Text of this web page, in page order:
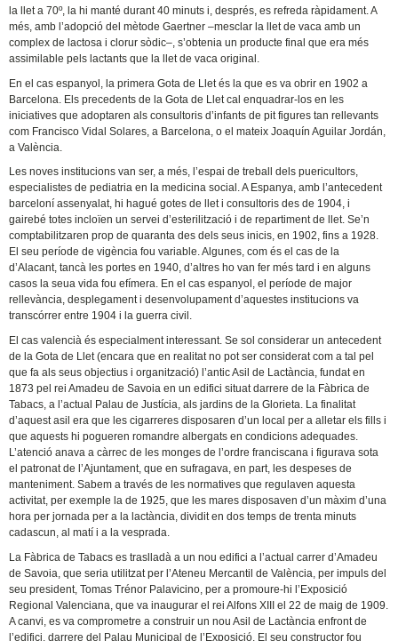
la llet a 70º, la hi manté durant 40 minuts i, després, es refreda ràpidament. A
més, amb l’adopció del mètode Gaertner –mesclar la llet de vaca amb un
complex de lactosa i clorur sòdic–, s’obtenia un producte final que era més
assimilable pels lactants que la llet de vaca original.
En el cas espanyol, la primera Gota de Llet és la que es va obrir en 1902 a
Barcelona. Els precedents de la Gota de Llet cal enquadrar-los en les
iniciatives que adoptaren als consultoris d’infants de pit figures tan rellevants
com Francisco Vidal Solares, a Barcelona, o el mateix Joaquín Aguilar Jordán,
a València.
Les noves institucions van ser, a més, l’espai de treball dels puericultors,
especialistes de pediatria en la medicina social. A Espanya, amb l’antecedent
barceloní assenyalat, hi hagué gotes de llet i consultoris des de 1904, i
gairebé totes incloïen un servei d’esterilització i de repartiment de llet. Se’n
comptabilitzaren prop de quaranta des dels seus inicis, en 1902, fins a 1928.
El seu període de vigència fou variable. Algunes, com és el cas de la
d’Alacant, tancà les portes en 1940, d’altres ho van fer més tard i en alguns
casos la seua vida fou efímera. En el cas espanyol, el període de major
rellevància, desplegament i desenvolupament d’aquestes institucions va
transcórrer entre 1904 i la guerra civil.
El cas valencià és especialment interessant. Se sol considerar un antecedent
de la Gota de Llet (encara que en realitat no pot ser considerat com a tal pel
que fa als seus objectius i organització) l’antic Asil de Lactància, fundat en
1873 pel rei Amadeu de Savoia en un edifici situat darrere de la Fàbrica de
Tabacs, a l’actual Palau de Justícia, als jardins de la Glorieta. La finalitat
d’aquest asil era que les cigarreres disposaren d’un local per a alletar els fills i
que aquests hi pogueren romandre albergats en condicions adequades.
L’atenció anava a càrrec de les monges de l’ordre franciscana i figurava sota
el patronat de l’Ajuntament, que en sufragava, en part, les despeses de
manteniment. Sabem a través de les normatives que regulaven aquesta
activitat, per exemple la de 1925, que les mares disposaven d’un màxim d’una
hora per jornada per a la lactància, dividit en dos temps de trenta minuts
cadascun, al matí i a la vesprada.
La Fàbrica de Tabacs es traslladà a un nou edifici a l’actual carrer d’Amadeu
de Savoia, que seria utilitzat per l’Ateneu Mercantil de València, per impuls del
seu president, Tomas Trénor Palavicino, per a promoure-hi l’Exposició
Regional Valenciana, que va inaugurar el rei Alfons XIII el 22 de maig de 1909.
A canvi, es va comprometre a construir un nou Asil de Lactància enfront de
l’edifici, darrere del Palau Municipal de l’Exposició. El seu constructor fou